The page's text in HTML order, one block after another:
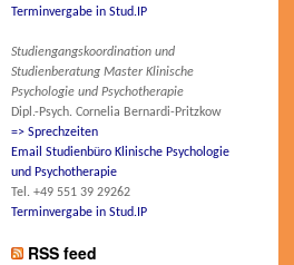
Terminvergabe in Stud.IP
Studiengangskoordination und
Studienberatung Master Klinische
Psychologie und Psychotherapie
Dipl.-Psych. Cornelia Bernardi-Pritzkow
=> Sprechzeiten
Email Studienbüro Klinische Psychologie
und Psychotherapie
Tel. +49 551 39 29262
Terminvergabe in Stud.IP
RSS feed